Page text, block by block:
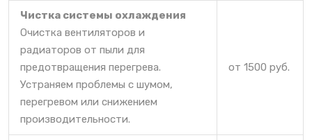
Чистка системы охлаждения
Очистка вентиляторов и
радиаторов от пыли для
предотвращения перегрева.
Устраняем проблемы с шумом,
перегревом или снижением
производительности.
от 1500 руб.